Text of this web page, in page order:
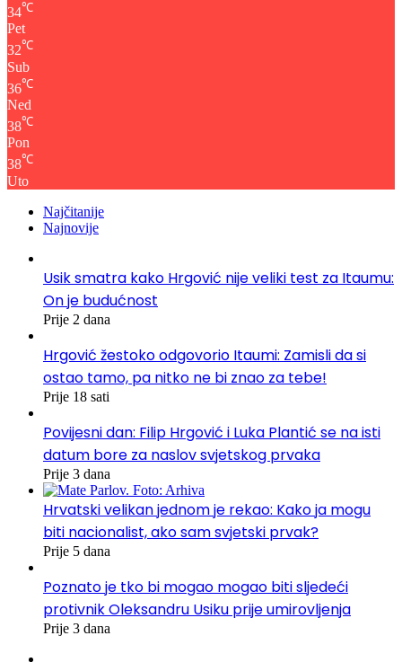
34℃
Pet
32℃
Sub
36℃
Ned
38℃
Pon
38℃
Uto
Najčitanije
Najnovije
Usik smatra kako Hrgović nije veliki test za Itaumu:
On je budućnost
Prije 2 dana
Hrgović žestoko odgovorio Itaumi: Zamisli da si
ostao tamo, pa nitko ne bi znao za tebe!
Prije 18 sati
Povijesni dan: Filip Hrgović i Luka Plantić se na isti
datum bore za naslov svjetskog prvaka
Prije 3 dana
Hrvatski velikan jednom je rekao: Kako ja mogu
biti nacionalist, ako sam svjetski prvak?
Prije 5 dana
Poznato je tko bi mogao mogao biti sljedeći
protivnik Oleksandru Usiku prije umirovljenja
Prije 3 dana